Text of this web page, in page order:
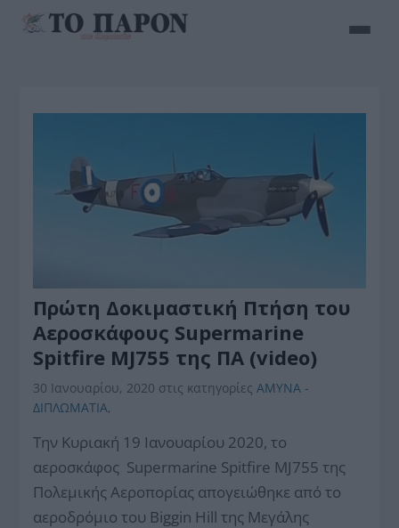
Πρώτη Δοκιμαστική Πτήση του
Αεροσκάφους Supermarine
Spitfire MJ755 της ΠΑ (video)
30 Ιανουαρίου, 2020 στις κατηγορίεςΑΜΥΝΑ -
ΔΙΠΛΩΜΑΤΙΑ,
Την Κυριακή 19 Ιανουαρίου 2020, το
αεροσκάφος Supermarine Spitfire MJ755 της
Πολεμικής Αεροπορίας απογειώθηκε από το
αεροδρόμιο του Biggin Hill της Μεγάλης